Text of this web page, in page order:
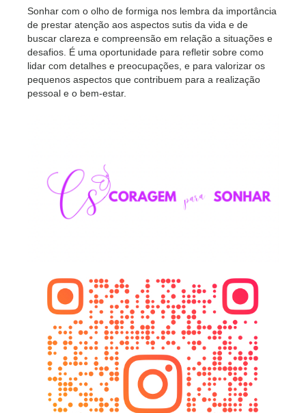
Sonhar com o olho de formiga nos lembra da importância
de prestar atenção aos aspectos sutis da vida e de
buscar clareza e compreensão em relação a situações e
desafios. É uma oportunidade para refletir sobre como
lidar com detalhes e preocupações, e para valorizar os
pequenos aspectos que contribuem para a realização
pessoal e o bem-estar.